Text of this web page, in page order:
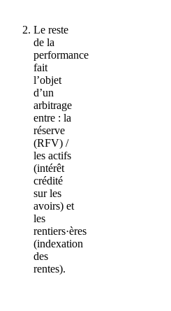
Le reste
de la
performance
fait
l’objet
d’un
arbitrage
entre : la
réserve
(RFV) /
les actifs
(intérêt
crédité
sur les
avoirs) et
les
rentiers·ères
(indexation
des
rentes).